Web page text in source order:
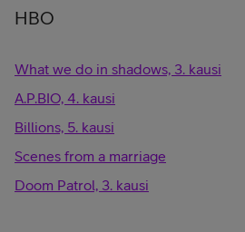
HBO
What we do in shadows, 3. kausi
A.P.BIO, 4. kausi
Billions, 5. kausi
Scenes from a marriage
Doom Patrol, 3. kausi